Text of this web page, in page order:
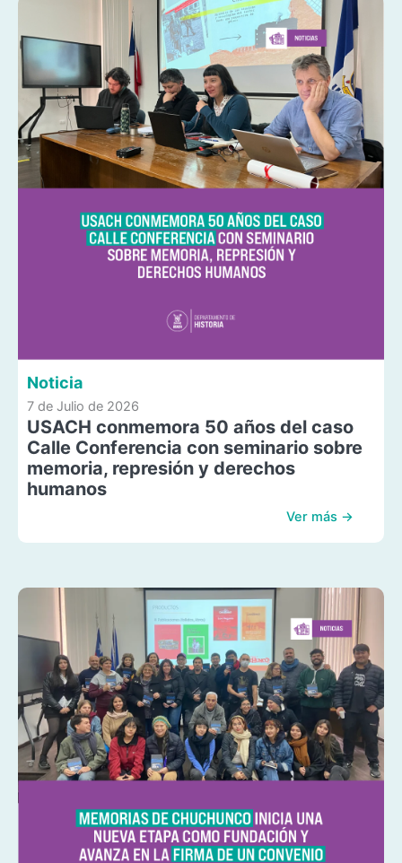
Noticia
7 de Julio de 2026
USACH conmemora 50 años del caso
Calle Conferencia con seminario sobre
memoria, represión y derechos
humanos
Ver más →